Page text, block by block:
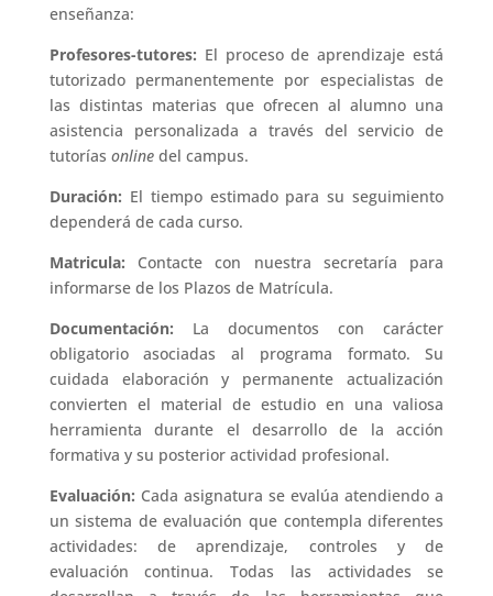
enseñanza:
Profesores-tutores: El proceso de aprendizaje está
tutorizado permanentemente por especialistas de
las distintas materias que ofrecen al alumno una
asistencia personalizada a través del servicio de
tutorías onlinedel campus.
Duración: El tiempo estimado para su seguimiento
dependerá de cada curso.
Matricula: Contacte con nuestra secretaría para
informarse de los Plazos de Matrícula.
Documentación: La documentos con carácter
obligatorio asociadas al programa formato. Su
cuidada elaboración y permanente actualización
convierten el material de estudio en una valiosa
herramienta durante el desarrollo de la acción
formativa y su posterior actividad profesional.
Evaluación: Cada asignatura se evalúa atendiendo a
un sistema de evaluación que contempla diferentes
actividades: de aprendizaje, controles y de
evaluación continua. Todas las actividades se